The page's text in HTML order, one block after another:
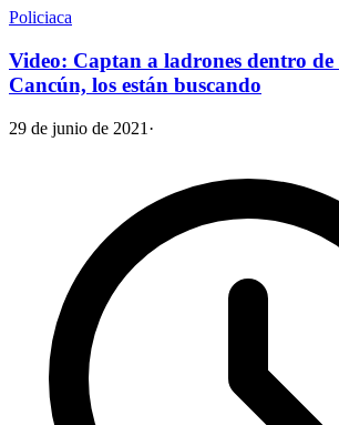
Policiaca
Video: Captan a ladrones dentro
Cancún, los están buscando
29 de junio de 2021 ·